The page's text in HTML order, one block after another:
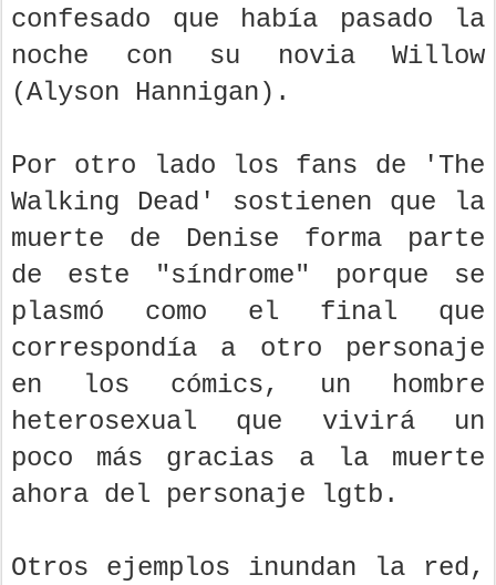
confesado que había pasado la
noche con su novia Willow
(Alyson Hannigan).
Por otro lado los fans de 'The
Walking Dead' sostienen que la
muerte de Denise forma parte
de este "síndrome" porque se
plasmó como el final que
correspondía a otro personaje
en los cómics, un hombre
heterosexual que vivirá un
poco más gracias a la muerte
ahora del personaje lgtb.
Otros ejemplos inundan la red,